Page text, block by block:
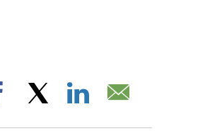
Facebook